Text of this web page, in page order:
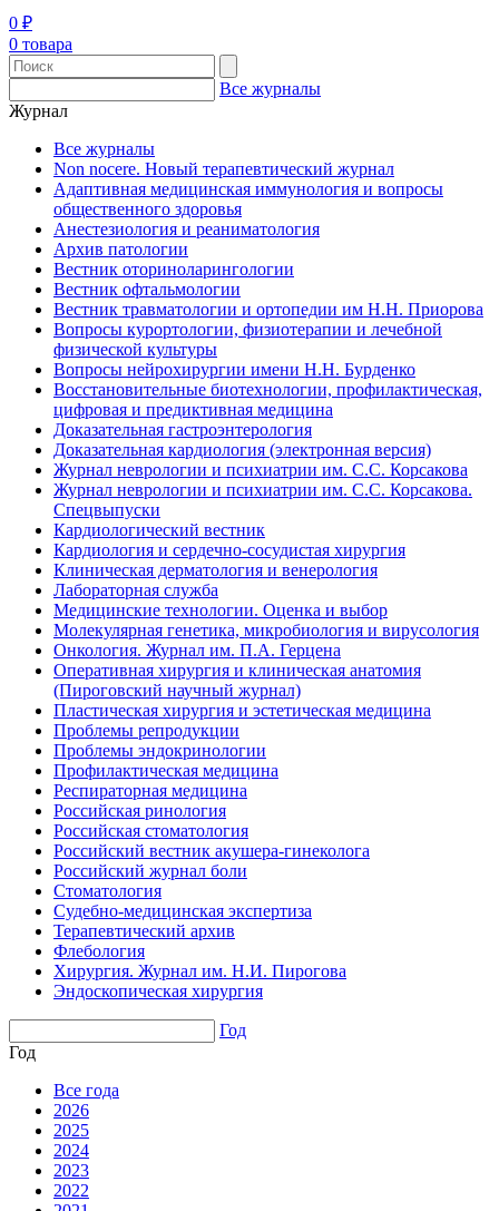
0 ₽
0 товара
Все журналы
Журнал
Все журналы
Non nocere. Новый терапевтический журнал
Адаптивная медицинская иммунология и вопросы
общественного здоровья
Анестезиология и реаниматология
Архив патологии
Вестник оториноларингологии
Вестник офтальмологии
Вестник травматологии и ортопедии им Н.Н. Приорова
Вопросы курортологии, физиотерапии и лечебной
физической культуры
Вопросы нейрохирургии имени Н.Н. Бурденко
Восстановительные биотехнологии, профилактическая,
цифровая и предиктивная медицина
Доказательная гастроэнтерология
Доказательная кардиология (электронная версия)
Журнал неврологии и психиатрии им. С.С. Корсакова
Журнал неврологии и психиатрии им. С.С. Корсакова.
Спецвыпуски
Кардиологический вестник
Кардиология и сердечно-сосудистая хирургия
Клиническая дерматология и венерология
Лабораторная служба
Медицинские технологии. Оценка и выбор
Молекулярная генетика, микробиология и вирусология
Онкология. Журнал им. П.А. Герцена
Оперативная хирургия и клиническая анатомия
(Пироговский научный журнал)
Пластическая хирургия и эстетическая медицина
Проблемы репродукции
Проблемы эндокринологии
Профилактическая медицина
Респираторная медицина
Российская ринология
Российская стоматология
Российский вестник акушера-гинеколога
Российский журнал боли
Стоматология
Судебно-медицинская экспертиза
Терапевтический архив
Флебология
Хирургия. Журнал им. Н.И. Пирогова
Эндоскопическая хирургия
Год
Год
Все года
2026
2025
2024
2023
2022